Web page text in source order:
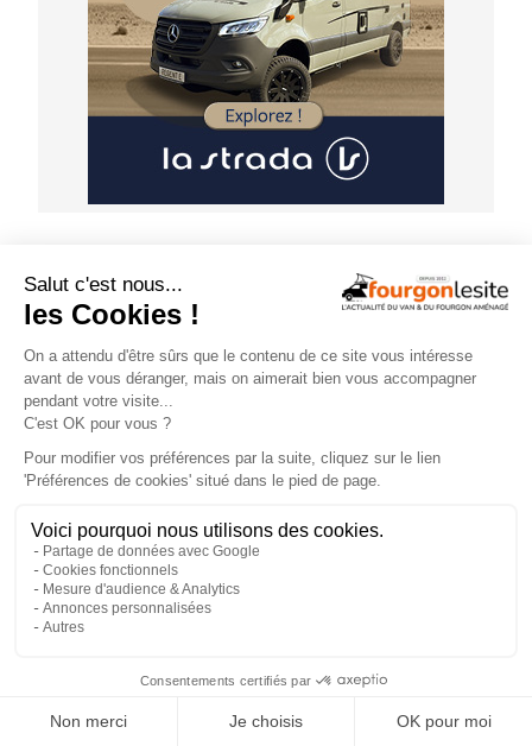
FOURGON NEUF
Le fourgon Estrusco CV 640 PB, avec
version Plus !